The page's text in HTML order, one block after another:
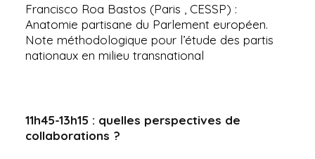
Francisco Roa Bastos (Paris , CESSP) :
Anatomie partisane du Parlement européen.
Note méthodologique pour l’étude des partis
nationaux en milieu transnational
11h45-13h15 : quelles perspectives de
collaborations ?